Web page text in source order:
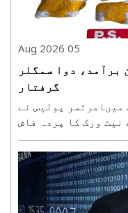
05 Aug 2026
برآمد، دوا سمگلر
گرفتار
پنجاب میںامرتسر پولیس نے
نیٹ ورک کا پردہ فاش
نے ملزمان
کلو ہیروئن برآمد
علاقے میں کام کرنے
والے ..